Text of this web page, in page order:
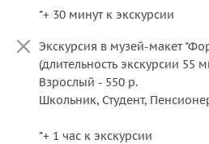
*+ 30 минут к экскурсии
Экскурсия в музей-макет
(длительность экскурсии 55
Взрослый - 550 р.
Школьник, Студент,
*+ 1 час к экскурсии